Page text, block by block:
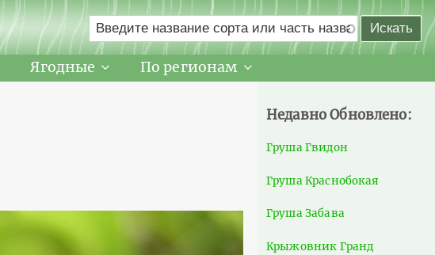
Ягодные
По регионам
Недавно Обновлено:
Груша Гвидон
Груша Краснобокая
Груша Забава
Крыжовник Гранд